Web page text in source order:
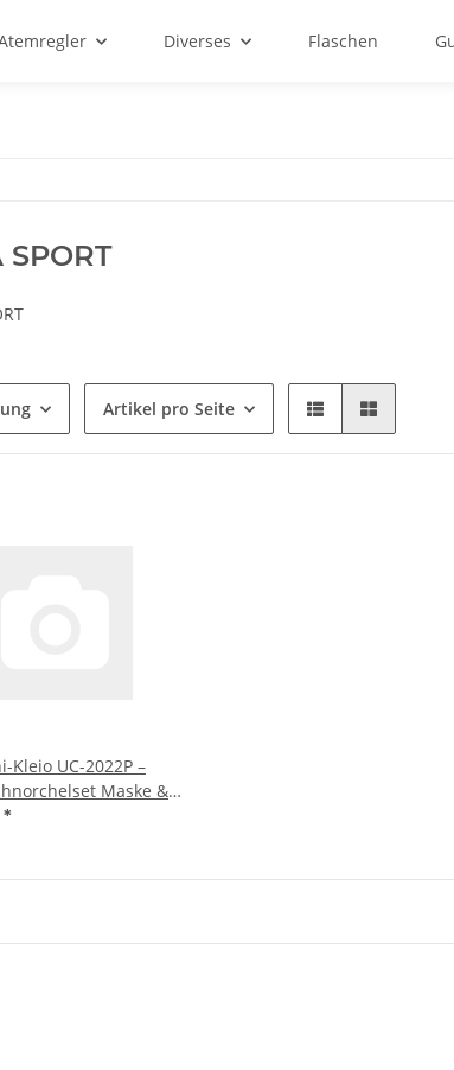
Diverses Flaschen
SPORT
Artikel pro Seite
Kleio UC-2022P –
Maske &
(6–12 Jahre)
*